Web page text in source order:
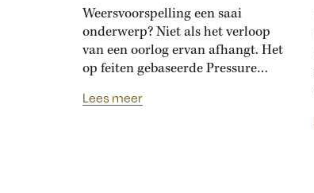
Weersvoorspelling een saai
onderwerp? Niet als het verloop
van een oorlog ervan afhangt. Het
op feiten gebaseerde Pressure
tussen geallieerde meteorologen
Lees meer